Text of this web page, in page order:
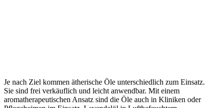
Je nach Ziel kommen ätherische Öle unterschiedlich zum Einsatz.
Sie sind frei verkäuflich und leicht anwendbar. Mit einem
aromatherapeutischen Ansatz sind die Öle auch in Kliniken oder